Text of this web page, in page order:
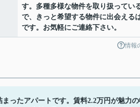
す。多種多様な物件を取り扱ってい
で、きっと希望する物件に出会える
です。お気軽にご連絡下さい。
情報
ったアパートです。賃料2.2万円が魅力